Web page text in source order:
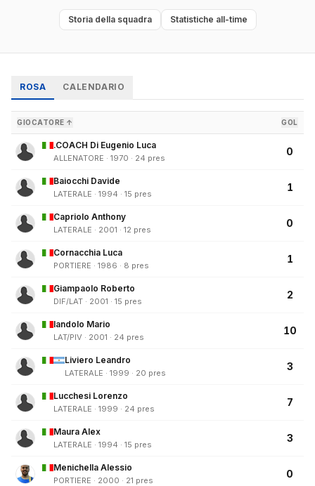
Storia della squadra Statistiche all-time
ROSA CALENDARIO
GIOCATORE ↑ GOL
.COACH Di Eugenio Luca
ALLENATORE · 1970 · 24 pres
0
Baiocchi Davide
LATERALE · 1994 · 15 pres
1
Capriolo Anthony
LATERALE · 2001 · 12 pres
0
Cornacchia Luca
PORTIERE · 1986 · 8 pres
1
Giampaolo Roberto
DIF/LAT · 2001 · 15 pres
2
Iandolo Mario
LAT/PIV · 2001 · 24 pres
10
Liviero Leandro
LATERALE · 1999 · 20 pres
3
Lucchesi Lorenzo
LATERALE · 1999 · 24 pres
7
Maura Alex
LATERALE · 1994 · 15 pres
3
Menichella Alessio
PORTIERE · 2000 · 21 pres
0